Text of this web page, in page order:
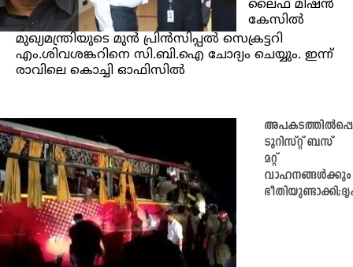
ലൈഫ് മിഷന്‍
കേസില്‍
മുഖ്യമന്ത്രിയുടെ മുന്‍ പ്രിന്‍സിപ്പല്‍ സെക്രട്ടറി
എം.ശിവശങ്കറിനെ സി.ബി.ഐ ചോദ്യം ചെയ്യും. ഇന്ന്
രാവിലെ കൊച്ചി ഓഫിസില്‍
ടൂറിസ്റ്റ് ബസ്
മറ്റ്
വാഹനങ്ങള്‍ക്കും